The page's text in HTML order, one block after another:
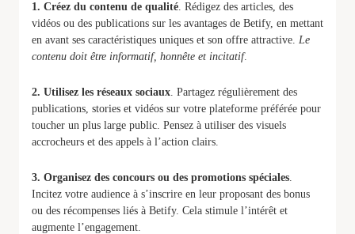
1. Créez du contenu de qualité. Rédigez des articles, des
vidéos ou des publications sur les avantages de Betify, en mettant
en avant ses caractéristiques uniques et son offre attractive. Le
contenu doit être informatif, honnête et incitatif.
2. Utilisez les réseaux sociaux. Partagez régulièrement des
publications, stories et vidéos sur votre plateforme préférée pour
toucher un plus large public. Pensez à utiliser des visuels
accrocheurs et des appels à l’action clairs.
3. Organisez des concours ou des promotions spéciales.
Incitez votre audience à s’inscrire en leur proposant des bonus
ou des récompenses liés à Betify. Cela stimule l’intérêt et
augmente l’engagement.